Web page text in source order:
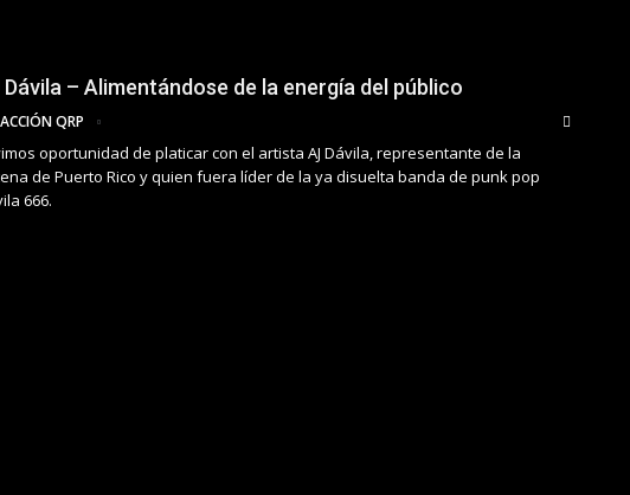
– Alimentándose de la energía del público
QRP
oportunidad de platicar con el artista AJ Dávila, representante de la
de Puerto Rico y quien fuera líder de la ya disuelta banda de punk pop
666.